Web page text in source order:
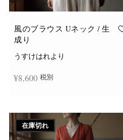
風のブラウス Uネック / 生
成り
うすけはれより
¥8,600 税別
在庫切れ